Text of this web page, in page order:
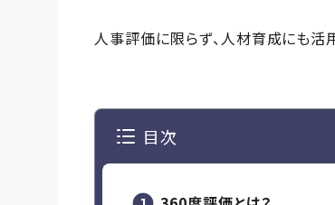
人事評価に限らず、人材育成にも活
目次